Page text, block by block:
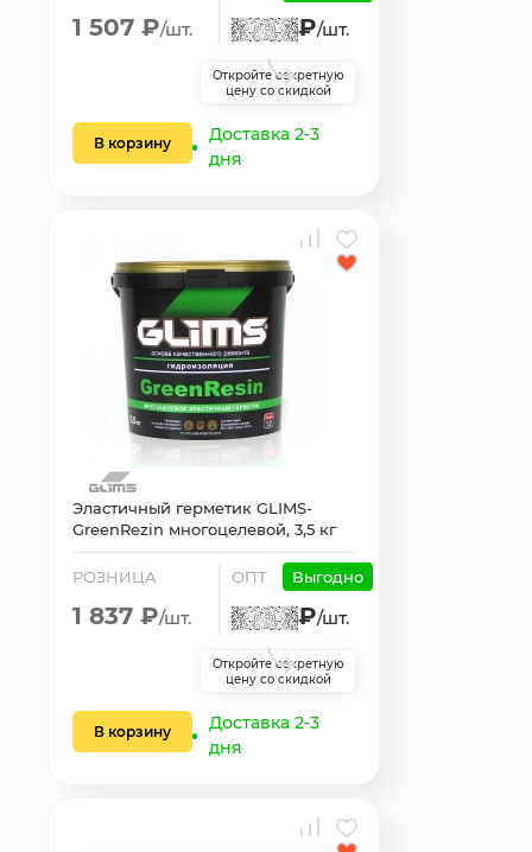
1 507 ₽/шт. ₽/шт.
Откройте секретную
цену со скидкой
В корзину
Доставка 2-3
дня
Эластичный герметик GLIMS-
GreenRezin многоцелевой, 3,5 кг
РОЗНИЦА
1 837 ₽/шт.
ОПТ Выгодно
₽/шт.
Откройте секретную
цену со скидкой
В корзину
Доставка 2-3
дня